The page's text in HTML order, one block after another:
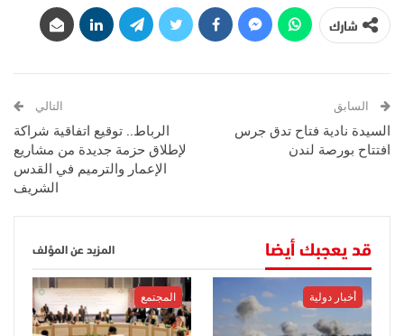
شارك
السابق
السيدة نادية فتاح تدق جرس
افتتاح بورصة لندن
التالي
الرباط.. توقيع اتفاقية شراكة
لإطلاق حزمة جديدة من مشاريع
الإعمار والترميم في القدس
الشريف
قد يعجبك أيضا المزيد عن المؤلف
أخبار دولية المجتمع